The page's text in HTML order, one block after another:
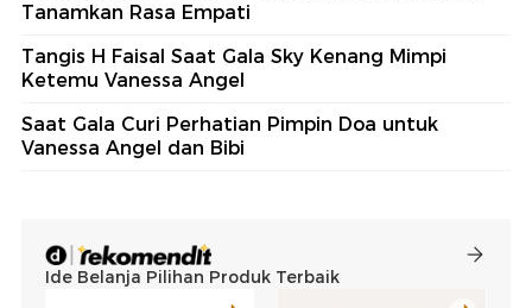
Tanamkan Rasa Empati
Tangis H Faisal Saat Gala Sky Kenang Mimpi
Ketemu Vanessa Angel
Saat Gala Curi Perhatian Pimpin Doa untuk
Vanessa Angel dan Bibi